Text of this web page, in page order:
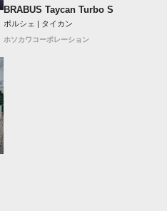
BRABUS Taycan Turbo S
ポルシェ | タイカン
ホソカワコーポレーション